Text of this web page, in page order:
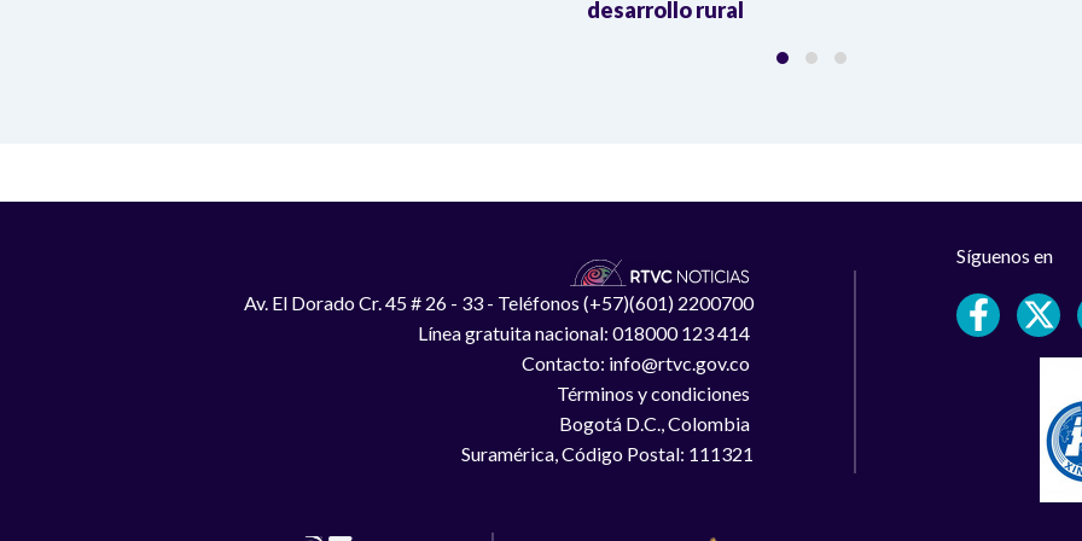
desarrollo rural
Av. El Dorado Cr. 45 # 26 - 33 - Teléfonos (+57)(601) 2200700
Línea gratuita nacional: 018000 123 414
Contacto: info@rtvc.gov.co
Términos y condiciones
Bogotá D.C., Colombia
Suramérica, Código Postal: 111321
Síguenos en